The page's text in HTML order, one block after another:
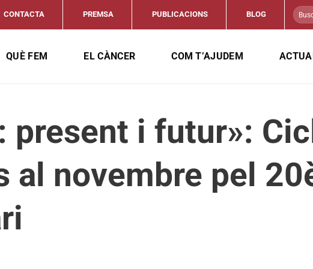
CONTACTA PREMSA PUBLICACIONS BLOG
QUÈ FEM EL CÀNCER COM T’AJUDEM
present i futur»:
al novembre pel